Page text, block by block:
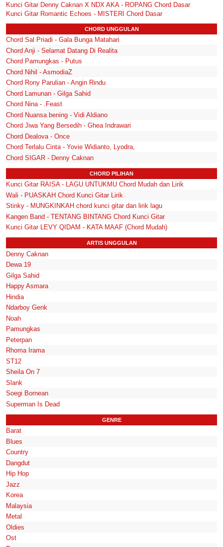
Kunci Gitar Denny Caknan X NDX AKA - ROPANG Chord Dasar
Kunci Gitar Romantic Echoes - MISTERI Chord Dasar
CHORD UNGGULAN
Chord Sal Priadi - Gala Bunga Matahari
Chord Anji - Selamat Datang Di Realita
Chord Pamungkas - Putus
Chord Nihil - AsmodiaZ
Chord Rony Parulian - Angin Rindu
Chord Lamunan - Gilga Sahid
Chord Nina - .Feast
Chord Nuansa bening - Vidi Aldiano
Chord Jiwa Yang Bersedih - Ghea Indrawari
Chord Dealova - Once
Chord Terlalu Cinta - Yovie Widianto, Lyodra,
Chord SIGAR - Denny Caknan
CHORD PILIHAN
Kunci Gitar RAISA - LAGU UNTUKMU Chord Mudah dan Lirik
Wali - PUASKAH Chord Kunci Gitar Lirik
Stinky - MUNGKINKAH chord kunci gitar dan lirik lagu
Kangen Band - TENTANG BINTANG Chord Kunci Gitar
Kunci Gitar LEVY QIDAM - KATA MAAF (Chord Mudah)
ARTIS UNGGULAN
Denny Caknan
Dewa 19
Gilga Sahid
Happy Asmara
Hindia
Ndarboy Genk
Noah
Pamungkas
Peterpan
Rhoma Irama
ST12
Sheila On 7
Slank
Soegi Bornean
Superman Is Dead
GENRE
Barat
Blues
Country
Dangdut
Hip Hop
Jazz
Korea
Malaysia
Metal
Oldies
Ost